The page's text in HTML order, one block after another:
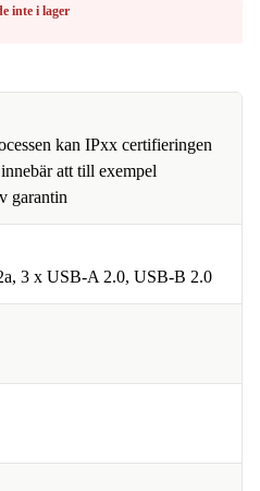
inte i lager
kan IPxx certifieringen
att till exempel
garantin
3 x USB-A 2.0, USB-B 2.0